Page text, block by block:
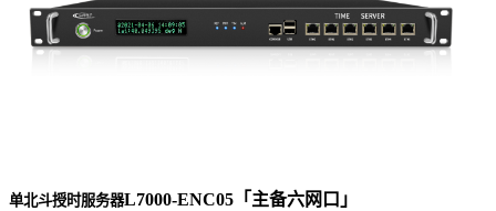
单北斗授时服务器L7000-ENC05「主备六网口」